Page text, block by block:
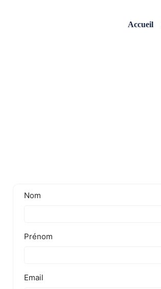
Accueil